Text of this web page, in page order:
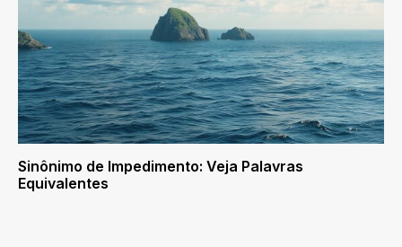
Sinônimo de Impedimento: Veja Palavras
Equivalentes